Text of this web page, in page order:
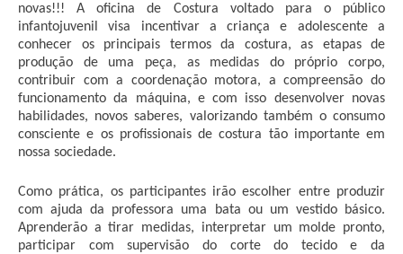
novas!!! A oficina de Costura voltado para o público
infantojuvenil visa incentivar a criança e adolescente a
conhecer os principais termos da costura, as etapas de
produção de uma peça, as medidas do próprio corpo,
contribuir com a coordenação motora, a compreensão do
funcionamento da máquina, e com isso desenvolver novas
habilidades, novos saberes, valorizando também o consumo
consciente e os profissionais de costura tão importante em
nossa sociedade.
Como prática, os participantes irão escolher entre produzir
com ajuda da professora uma bata ou um vestido básico.
Aprenderão a tirar medidas, interpretar um molde pronto,
participar com supervisão do corte do tecido e da